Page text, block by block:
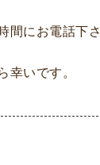
間にお電話下さ
幸いです。